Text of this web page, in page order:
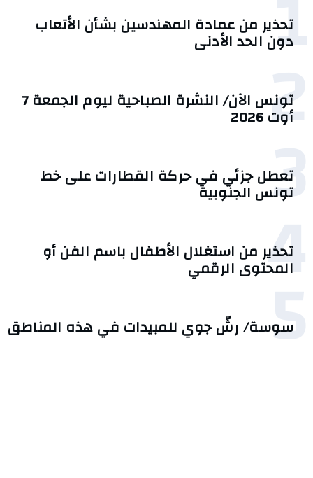
تحذير من عمادة المهندسين بشأن الأتعاب
دون الحد الأدنى
2 تونس الآن/ النشرة الصباحية ليوم الجمعة 7
أوت 2026
3
تعطل جزئي في حركة القطارات على خط
تونس الجنوبية
4
تحذير من استغلال الأطفال باسم الفن أو
المحتوى الرقمي
5
سوسة/ رشّ جوي للمبيدات في هذه المناطق